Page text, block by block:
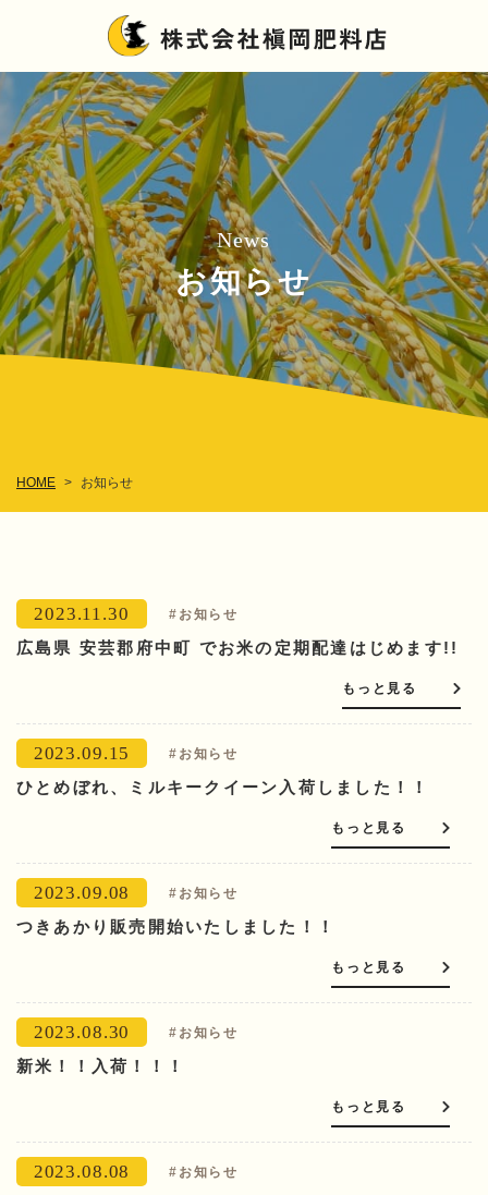
News
お知らせ
HOME > お知らせ
2023.11.30 #お知らせ
広島県 安芸郡府中町 でお米の定期配達はじめます!!
もっと見る
2023.09.15 #お知らせ
ひとめぼれ、ミルキークイーン入荷しました！！
もっと見る
2023.09.08 #お知らせ
つきあかり販売開始いたしました！！
もっと見る
2023.08.30 #お知らせ
新米！！入荷！！！
もっと見る
2023.08.08 #お知らせ